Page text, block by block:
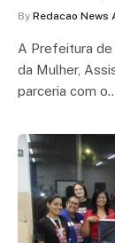
By Redacao News
A Prefeitura de
da Mulher,
parceria com